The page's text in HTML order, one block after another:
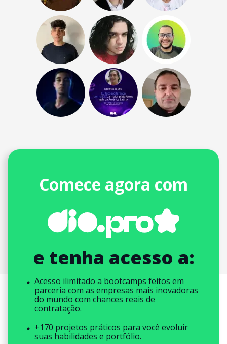
Comece agora com
e tenha acesso a:
Acesso ilimitado a bootcamps feitos em
parceria com as empresas mais inovadoras
do mundo com chances reais de
contratação.
+170 projetos práticos para você evoluir
suas habilidades e portfólio.